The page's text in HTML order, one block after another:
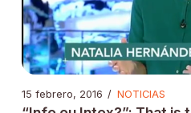
15 febrero, 2016 / NOTICIAS